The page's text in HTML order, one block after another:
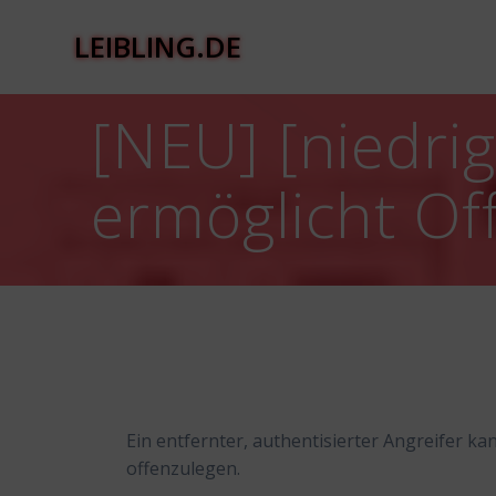
LEIBLING.DE
[NEU]
ermöglicht
Ein entfernter, authentisierter Angreifer
offenzulegen.